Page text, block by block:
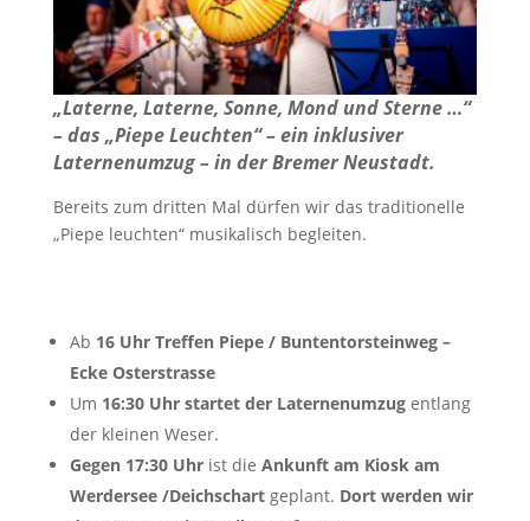
„Laterne, Laterne, Sonne, Mond und Sterne …“
– das „Piepe Leuchten“ – ein inklusiver
Laternenumzug – in der Bremer Neustadt.
Bereits zum dritten Mal dürfen wir das traditionelle
„Piepe leuchten“ musikalisch begleiten.
Ab 16 Uhr Treffen Piepe / Buntentorsteinweg –
Ecke Osterstrasse
Um 16:30 Uhr startet der Laternenumzugentlang
der kleinen Weser.
Gegen 17:30 Uhrist die Ankunft am Kiosk am
Werdersee /Deichschart geplant. Dort werden wir